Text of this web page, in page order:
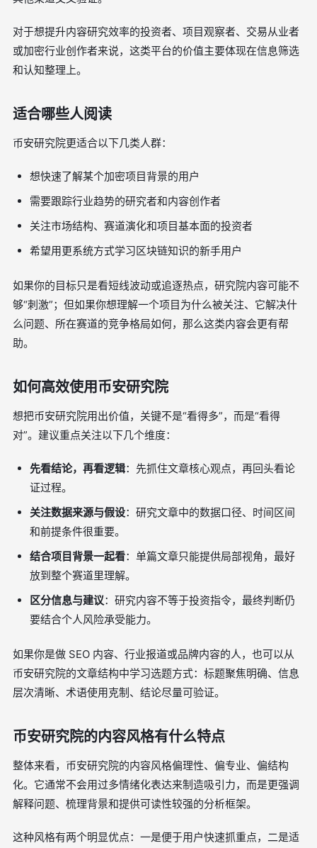
对于想提升内容研究效率的投资者、项目观察者、交易从业者
或加密行业创作者来说，这类平台的价值主要体现在信息筛选
和认知整理上。
适合哪些人阅读
币安研究院更适合以下几类人群：
想快速了解某个加密项目背景的用户
需要跟踪行业趋势的研究者和内容创作者
关注市场结构、赛道演化和项目基本面的投资者
希望用更系统方式学习区块链知识的新手用户
如果你的目标只是看短线波动或追逐热点，研究院内容可能不
够“刺激”；但如果你想理解一个项目为什么被关注、它解决什
么问题、所在赛道的竞争格局如何，那么这类内容会更有帮
助。
如何高效使用币安研究院
想把币安研究院用出价值，关键不是“看得多”，而是“看得
对”。建议重点关注以下几个维度：
先看结论，再看逻辑：先抓住文章核心观点，再回头看论
证过程。
关注数据来源与假设：研究文章中的数据口径、时间区间
和前提条件很重要。
结合项目背景一起看：单篇文章只能提供局部视角，最好
放到整个赛道里理解。
区分信息与建议：研究内容不等于投资指令，最终判断仍
要结合个人风险承受能力。
如果你是做 SEO 内容、行业报道或品牌内容的人，也可以从
币安研究院的文章结构中学习选题方式：标题聚焦明确、信息
层次清晰、术语使用克制、结论尽量可验证。
币安研究院的内容风格有什么特点
整体来看，币安研究院的内容风格偏理性、偏专业、偏结构
化。它通常不会用过多情绪化表达来制造吸引力，而是更强调
解释问题、梳理背景和提供可读性较强的分析框架。
这种风格有两个明显优点：一是便于用户快速抓重点，二是适